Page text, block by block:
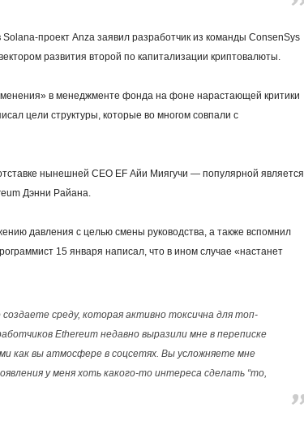
проект Anza заявил разработчик из команды ConsenSys
развития второй по капитализации криптовалюты.
в менеджменте фонда на фоне нарастающей критики
цели структуры, которые во многом совпали с
нынешней CEO EF Айи Миягучи — популярной является
Дэнни Райана.
давления с целью смены руководства, а также вспомнил
15 января написал, что в ином случае «настанет
среду, которая активно токсична для топ-
Ethereum недавно выразили мне в переписке
как вы атмосфере в соцсетях. Вы усложняете мне
у меня хоть какого-то интереса сделать “то,